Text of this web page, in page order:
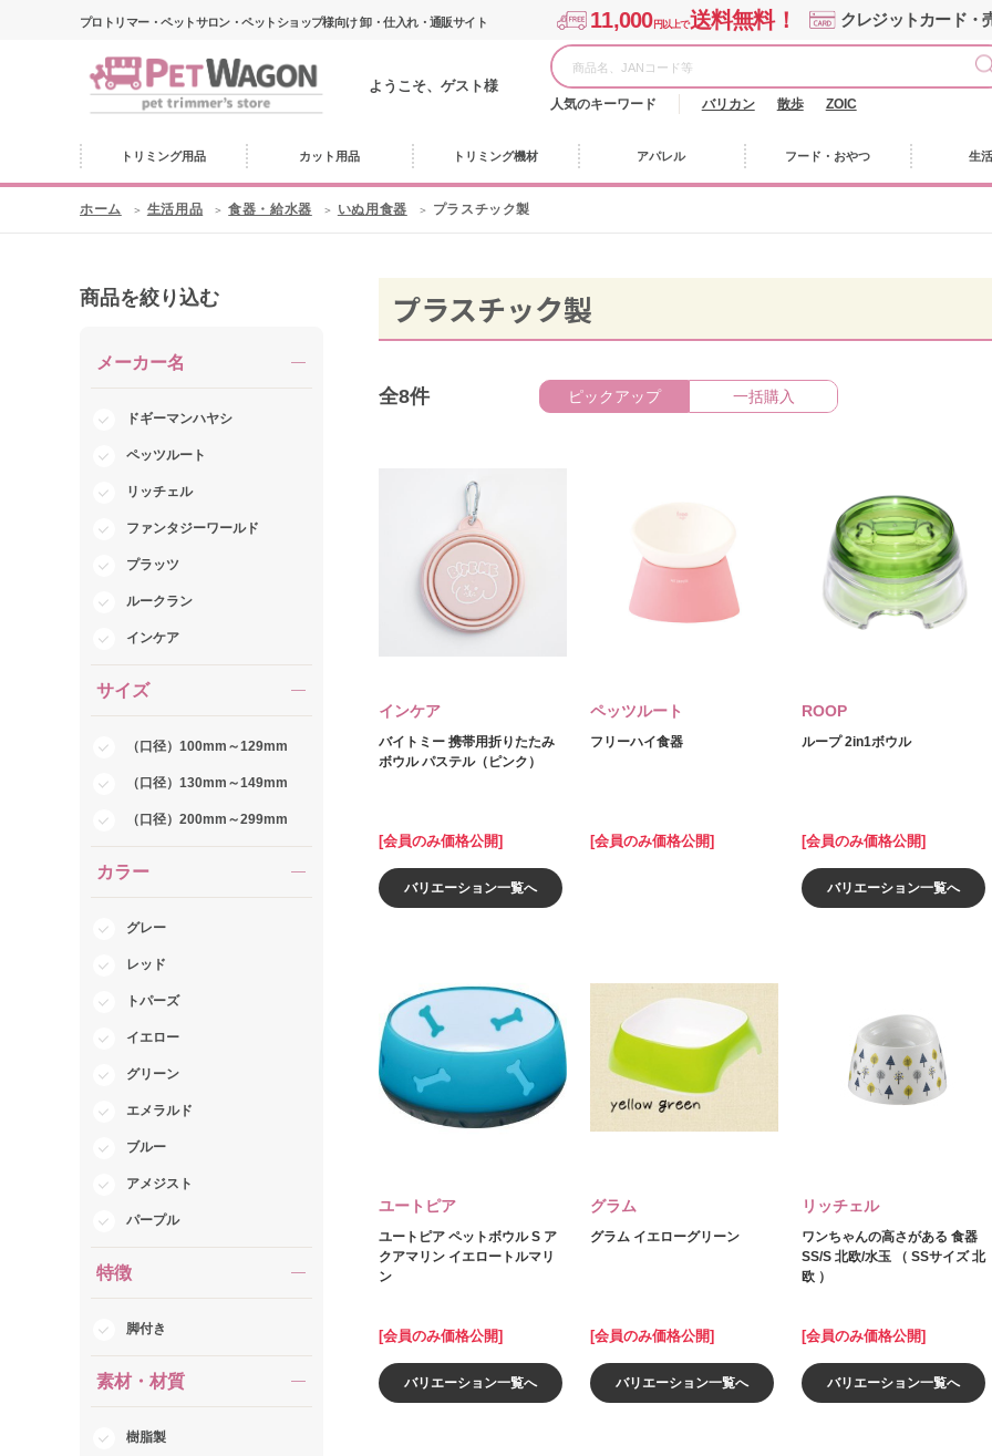
プロトリマー・ペットサロン・ペットショップ様向け 卸・仕入れ・通販サイト 11,000円以上で送料無料！ クレジットカード・
ようこそ、ゲスト様
人気のキーワード バリカン 散歩 ZOIC
トリミング用品 カット用品 トリミング機材 アパレル フード・おやつ 生
ホーム 生活用品 食器・給水器 いぬ用食器 プラスチック製
商品を絞り込む
メーカー名
ドギーマンハヤシ
ペッツルート
リッチェル
ファンタジーワールド
プラッツ
ルークラン
インケア
サイズ
（口径）100mm～129mm
（口径）130mm～149mm
（口径）200mm～299mm
カラー
グレー
レッド
トパーズ
イエロー
グリーン
エメラルド
ブルー
アメジスト
パープル
特徴
脚付き
素材・材質
樹脂製
プラスチック製
全8件 ピックアップ 一括購入
インケア
バイトミー 携帯用折りたたみ
ボウル パステル（ピンク）
[会員のみ価格公開]
バリエーション一覧へ
ペッツルート
フリーハイ食器
[会員のみ価格公開]
ROOP
ループ 2in1ボウル
[会員のみ価格公開]
バリエーション一覧へ
ユートピア
ユートピア ペットボウル S ア
クアマリン イエロートルマリ
ン
[会員のみ価格公開]
バリエーション一覧へ
グラム
グラム イエローグリーン
[会員のみ価格公開]
バリエーション一覧へ
リッチェル
ワンちゃんの高さがある 食器
SS/S 北欧/水玉 （ SSサイズ 北
欧 ）
[会員のみ価格公開]
バリエーション一覧へ